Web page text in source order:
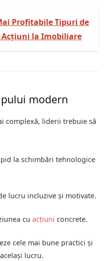
Profitabile Tipuri de
Acțiuni la Imobiliare
modern
complexă, liderii trebuie să
la schimbări tehnologice
lucru incluzive și motivate.
cu acțiuni concrete.
cele mai bune practici și
lucru.